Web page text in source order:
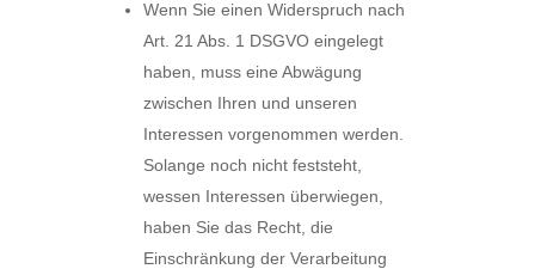
Wenn Sie einen Widerspruch nach
Art. 21 Abs. 1 DSGVO eingelegt
haben, muss eine Abwägung
zwischen Ihren und unseren
Interessen vorgenommen werden.
Solange noch nicht feststeht,
wessen Interessen überwiegen,
haben Sie das Recht, die
Einschränkung der Verarbeitung